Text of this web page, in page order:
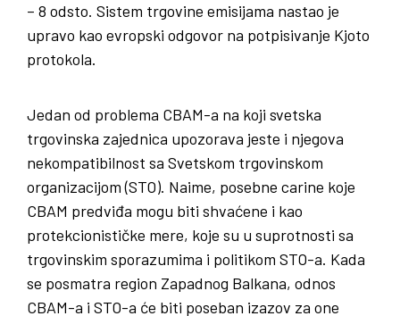
– 8 odsto. Sistem trgovine emisijama nastao je
upravo kao evropski odgovor na potpisivanje Kjoto
protokola.
Jedan od problema CBAM-a na koji svetska
trgovinska zajednica upozorava jeste i njegova
nekompatibilnost sa Svetskom trgovinskom
organizacijom (STO). Naime, posebne carine koje
CBAM predviđa mogu biti shvaćene i kao
protekcionističke mere, koje su u suprotnosti sa
trgovinskim sporazumima i politikom STO-a. Kada
se posmatra region Zapadnog Balkana, odnos
CBAM-a i STO-a će biti poseban izazov za one